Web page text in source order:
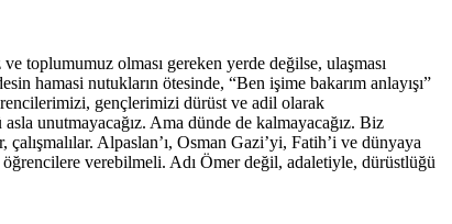
toplumumuz olması gereken yerde değilse, ulaşması
hamasi nutukların ötesinde, “Ben işime bakarım anlayışı”
gençlerimizi dürüst ve adil olarak
unutmayacağız. Ama dünde de kalmayacağız. Biz
Alpaslan’ı, Osman Gazi’yi, Fatih’i ve dünyaya
verebilmeli. Adı Ömer değil, adaletiyle, dürüstlüğü